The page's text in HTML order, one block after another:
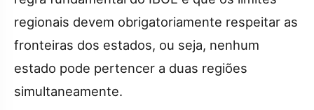
regionais devem obrigatoriamente respeitar as
fronteiras dos estados, ou seja, nenhum
estado pode pertencer a duas regiões
simultaneamente.